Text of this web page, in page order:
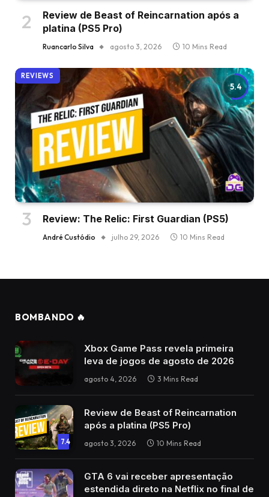
Review de Beast of Reincarnation após a
platina (PS5 Pro)
Ruancarlo Silva agosto 3, 2026 10 Mins Read
5.4
REVIEWS
Review: The Relic: First Guardian (PS5)
André Custódio julho 29, 2026 10 Mins Read
BOMBANDO 🔥
Xbox Game Pass revela primeira
leva de jogos de agosto de 2026
agosto 4, 2026 3 Mins Read
7.4
Review de Beast of Reincarnation
após a platina (PS5 Pro)
agosto 3, 2026 10 Mins Read
GTA 6 vai receber apresentação
estendida direto na Netflix no final de